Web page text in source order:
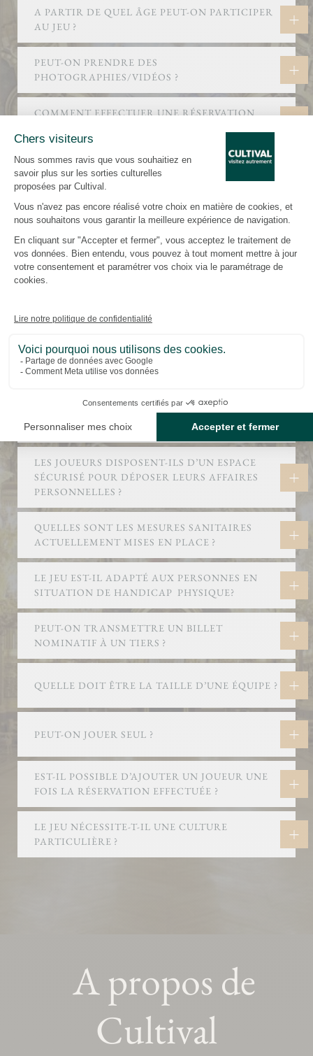
A PARTIR DE QUEL ÂGE PEUT-ON PARTICIPER
AU JEU ?
PEUT-ON PRENDRE DES
PHOTOGRAPHIES/VIDÉOS ?
COMMENT EFFECTUER UNE RÉSERVATION
PEUT-ON ANNULER SA RÉSERVATION ET
DEMANDER UN REMBOURSEMENT ?
EST-IL POSSIBLE D’EFFECTUER UNE
RÉSERVATION AVEC LE PASS CULTURE ?
PEUT-ON ACHETER UN BILLET SUR PLACE ?
QUELLES SONT LES LANGUES DE JEU
DISPONIBLES ?
EXISTE-T-IL DES TARIFS PRÉFÉRENTIELS ?
APRÈS LE JEU, PEUT-ON RESTER DANS LE
PALAIS GARNIER ?
LES JOUEURS DISPOSENT-ILS D’UN ESPACE
SÉCURISÉ POUR DÉPOSER LEURS AFFAIRES
PERSONNELLES ?
QUELLES SONT LES MESURES SANITAIRES
ACTUELLEMENT MISES EN PLACE ?
LE JEU EST-IL ADAPTÉ AUX PERSONNES EN
SITUATION DE HANDICAP PHYSIQUE?
PEUT-ON TRANSMETTRE UN BILLET
NOMINATIF À UN TIERS ?
QUELLE DOIT ÊTRE LA TAILLE D’UNE ÉQUIPE ?
PEUT-ON JOUER SEUL ?
EST-IL POSSIBLE D’AJOUTER UN JOUEUR UNE
FOIS LA RÉSERVATION EFFECTUÉE ?
LE JEU NÉCESSITE-T-IL UNE CULTURE
PARTICULIÈRE ?
A propos de
Cultival